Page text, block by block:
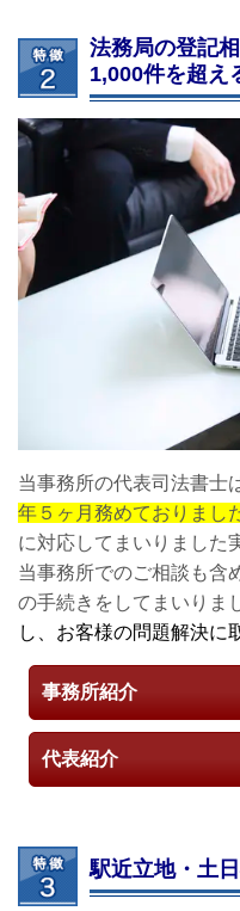
法務局の登記
1,000件を超え
当事務所の代表司法書士
年５ヶ月務めておりまし
に対応してまいりました
当事務所でのご相談も含
の手続きをしてまいりま
し、お客様の問題解決に
事務所紹介
代表紹介
駅近立地・土